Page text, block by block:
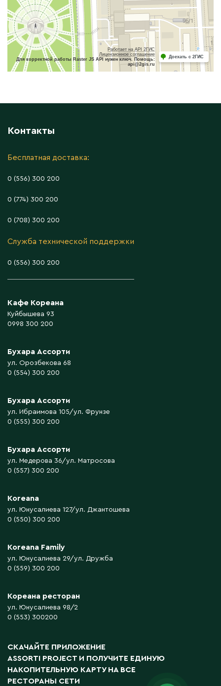
Работает на API 2ГИС
Лицензионное соглашение
Для корректной работы Raster JS API нужен ключ. Помощь:
api@2gis.ru
Доехать с 2ГИС
Контакты
Бесплатная доставка:
0 (556) 300 200
0 (774) 300 200
0 (708) 300 200
Служба технической поддержки
0 (556) 300 200
Кафе Кореана
Куйбышева 93
0998 300 200
Бухара Ассорти
ул. Орозбекова 68
0 (554) 300 200
Бухара Ассорти
ул. Ибраимова 105/ул. Фрунзе
0 (555) 300 200
Бухара Ассорти
ул. Медерова 36/ул. Матросова
0 (557) 300 200
Koreana
ул. Юнусалиева 127/ул. Джантошева
0 (550) 300 200
Koreana Family
ул. Юнусалиева 29/ул. Дружба
0 (559) 300 200
Кореана ресторан
ул. Юнусалиева 98/2
0 (553) 300200
СКАЧАЙТЕ ПРИЛОЖЕНИЕ
ASSORTI PROJECT И ПОЛУЧИТЕ ЕДИНУЮ
НАКОПИТЕЛЬНУЮ КАРТУ НА ВСЕ
РЕСТОРАНЫ СЕТИ